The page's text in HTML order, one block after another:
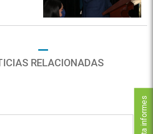
RELACIONADAS